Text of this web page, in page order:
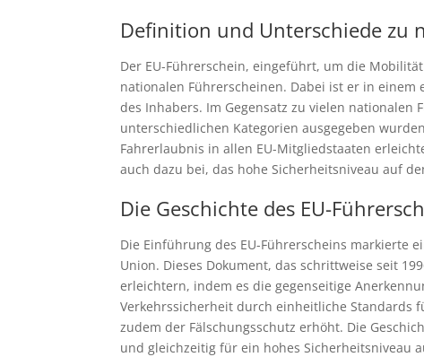
Definition und Unterschiede zu
Der EU-Führerschein, eingeführt, um die
nationalen Führerscheinen. Dabei ist er in
des Inhabers. Im Gegensatz zu vielen
unterschiedlichen Kategorien ausgegeben
Fahrerlaubnis in allen EU-Mitgliedstaaten
auch dazu bei, das hohe Sicherheitsniveau auf
Die Geschichte des EU-
Die Einführung des EU-Führerscheins markierte
Union. Dieses Dokument, das schrittweise seit
erleichtern, indem es die gegenseitige
Verkehrssicherheit durch einheitliche Standards
zudem der Fälschungsschutz erhöht. Die
und gleichzeitig für ein hohes Sicherheitsniveau